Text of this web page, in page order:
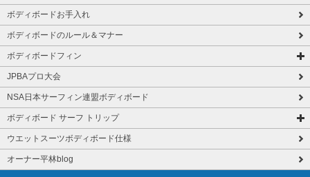
ボディボードお手入れ
ボディボードのルール＆マナー
ボディボードフィン
JPBAプロ大会
NSA日本サーフィン連盟ボディボード
ボディボード サーフ トリップ
ウエットスーツボディボード仕様
オーナー平林blog